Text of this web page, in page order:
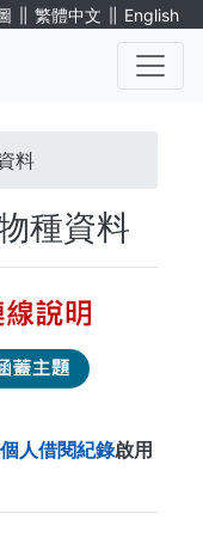
∥ 繁體中文 ∥ English
料
種資料
個人借閱紀錄啟用